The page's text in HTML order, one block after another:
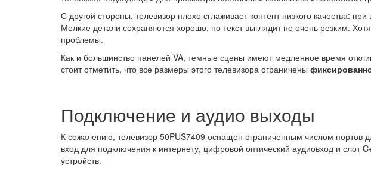
С другой стороны, телевизор плохо сглаживает контент низкого качества:
Мелкие детали сохраняются хорошо, но текст выглядит не очень резким.
проблемы.
Как и большинство панелей VA, темные сцены имеют медленное время
стоит отметить, что все размеры этого телевизора ограничены
Подключение и аудио выходы
К сожалению, телевизор 50PUS7409 оснащен ограниченным числом портов
вход для подключения к интернету, цифровой оптический аудиовход и слот
устройств.